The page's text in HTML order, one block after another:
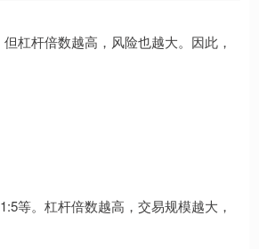
杠杆倍数越高，风险也越大。因此，
等。杠杆倍数越高，交易规模越大，